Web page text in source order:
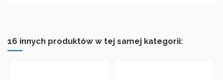
16 innych produktów w tej samej kategorii: